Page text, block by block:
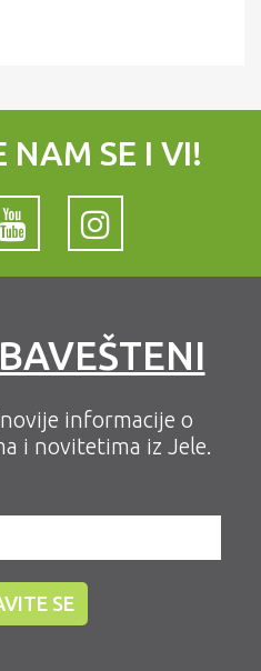
NAM SE I VI!
informacije o
i novitetima iz Jele.